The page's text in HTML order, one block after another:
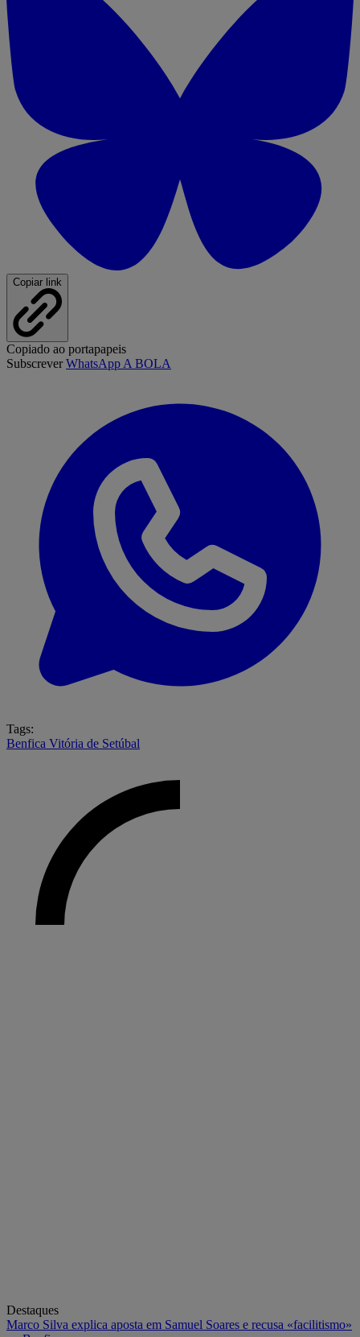
Copiar link
Copiado ao portapapeis
SubscreverWhatsApp A BOLA
Tags:
Benfica Vitória de Setúbal
Destaques
Marco Silva explica aposta em Samuel Soares e recusa «facilitismo»